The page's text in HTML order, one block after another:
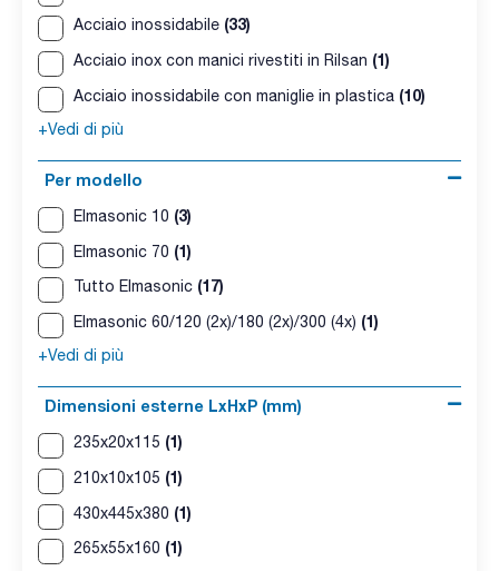
Acciaio inossidabile (33)
Acciaio inox con manici rivestiti in Rilsan (1)
Acciaio inossidabile con maniglie in plastica (10)
+Vedi di più
Per modello
Elmasonic 10 (3)
Elmasonic 70 (1)
Tutto Elmasonic (17)
Elmasonic 60/120 (2x)/180 (2x)/300 (4x) (1)
+Vedi di più
Dimensioni esterne LxHxP (mm)
235x20x115 (1)
210x10x105 (1)
430x445x380 (1)
265x55x160 (1)